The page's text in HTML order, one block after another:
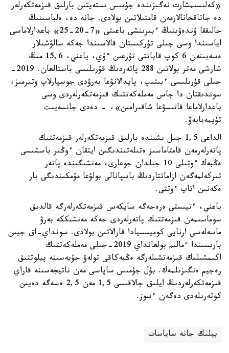
«كەلىسىمشارت نەگىزىندە جۇمىس ىستەيتىن بارلىق قىزمەتكەرلەر
دە جاتاقحانالارمەن قامتىلاتىن بولادى. جانە دە، ەلباسىنىڭ
حالىققا ۇندەۋىنىڭ ءبىرىنشى باعىتى «7-20-25» باعدارلاماسى
اياسىندا وسى جىلى تۇركىستان قالاسىندا جەكە سالۋشىلار
ەسەبىنەن 6 كوپ قاباتتى تۇرعىن ءۇي، ياعني، 15,6 مىڭ
شارشى مەتر بولاتىن 288 پاتەردىڭ قۇرىلىسى باستالعان. 2019-
جىلى قۇرىلىسى ءبىتىپ، پايدالانۋعا بەرۋدى جوسپارلاپ وتىرمىز،
سوندىقتان دا جاس مەملەكەتتىك قىزمەتكەرلەردى وسى
باعدارلاماعا قاتىسۋعا شاقىرامىن»، - دەدى جانسەيىت
تۇيمەبايەۆ.
الداعى 1,5 جىل ىشىندە بارلىق قىزمەتكەرلەر قىزمەتتىك
پاتەرلەرمەن قامتاماسىز ەتىلەتىندىگىن ايتقان ءوڭىر باسشىسى
ەڭبەك ءوتىلى 10 جىلدان جوعارى، مەنشىگىندە پاتەر
تىركەلمەگەن ازاماتتاردىڭ باسپانالى بولۋعا مۇمكىندىگى بار
ەكەنىن اتاپ ءوتتى.
ياعني، ءتيىستى ەرەجەگە سايكەس قىزمەتكەرلەرگە قالدىق
سوماسىمەن قىزمەتتىك پاتەرلەردى جەكە مەنشىككە بەرۋ
ماسەلەسى ارنايى كوميسسيادا قارالاتىن بولادى. سونداي-اق جيىن
بارىسىندا ءمالىم بولعانداي 2019-جىلى مەملەكەتتىك
اكىمشىلىك قىزمەتشىلەرگە ەڭبەكاقى تولەۋ جۇيەسىنە پيلوتتىق
رەجيم ەنگىزىلمەك. بۇل جۇمىس ساپاسى مەن ناتيجەسىنە قاراي
قىزمەتكەرلەردىڭ ايلىق جالاقىسى 1,5 مەن 2,5 ەسەگە دەيىن
كوتەرىلەدى دەگەن ءسوز.
بيلىك جانە ساياسات